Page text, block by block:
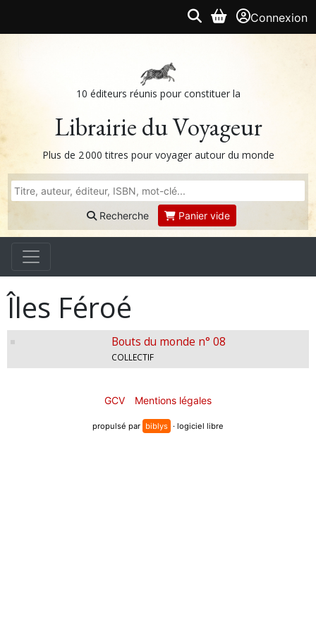
Connexion
10 éditeurs réunis pour constituer la
Librairie du Voyageur
Plus de 2 000 titres pour voyager autour du monde
Recherche Panier vide
Îles Féroé
Bouts du monde n° 08
COLLECTIF
GCV Mentions légales
propulsé par biblys · logiciel libre